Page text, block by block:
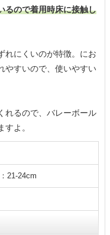
るので着用時床に接触し
れにくいのが特徴。にお
やすいので、使いやすい
れるので、バレーボール
よ。
21-24cm